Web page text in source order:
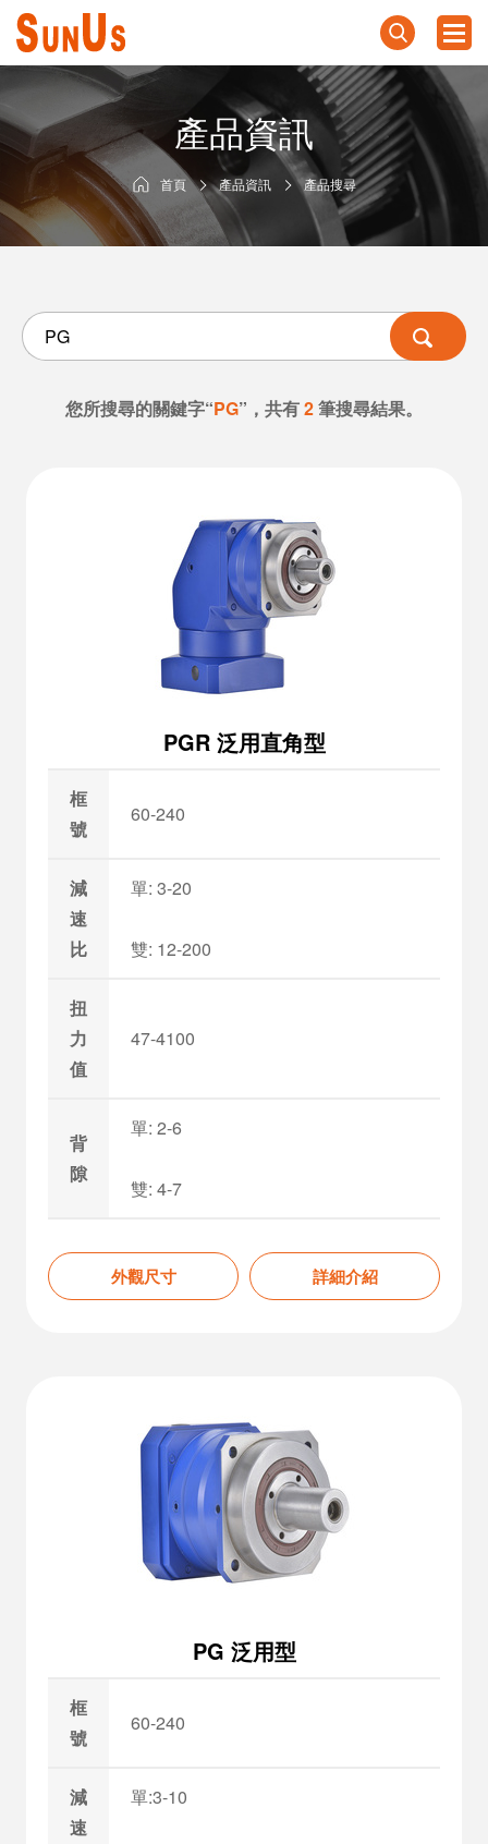
產品資訊
首頁 產品資訊 產品搜尋
您所搜尋的關鍵字“PG”，共有2筆搜尋結果。
PGR 泛用直角型
框
號
60-240
減
速
比
單: 3-20
雙: 12-200
扭
力
值
47-4100
背
隙
單: 2-6
雙: 4-7
外觀尺寸 詳細介紹
PG 泛用型
框
號
60-240
減
速
單:3-10